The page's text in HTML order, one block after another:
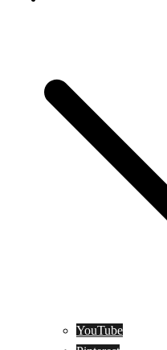
YouTube